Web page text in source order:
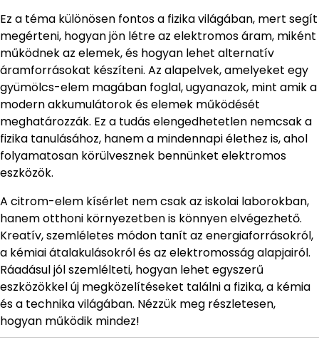
Ez a téma különösen fontos a fizika világában, mert segít
megérteni, hogyan jön létre az elektromos áram, miként
működnek az elemek, és hogyan lehet alternatív
áramforrásokat készíteni. Az alapelvek, amelyeket egy
gyümölcs-elem magában foglal, ugyanazok, mint amik a
modern akkumulátorok és elemek működését
meghatározzák. Ez a tudás elengedhetetlen nemcsak a
fizika tanulásához, hanem a mindennapi élethez is, ahol
folyamatosan körülvesznek bennünket elektromos
eszközök.
A citrom-elem kísérlet nem csak az iskolai laborokban,
hanem otthoni környezetben is könnyen elvégezhető.
Kreatív, szemléletes módon tanít az energiaforrásokról,
a kémiai átalakulásokról és az elektromosság alapjairól.
Ráadásul jól szemlélteti, hogyan lehet egyszerű
eszközökkel új megközelítéseket találni a fizika, a kémia
és a technika világában. Nézzük meg részletesen,
hogyan működik mindez!